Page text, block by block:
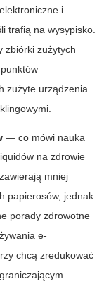
i
trafią na wysypisko.
zbiórki zużytych
zużyte urządzenia
— co mówi nauka
na zdrowie
mniej
papierosów, jednak
porady zdrowotne
e-
chcą zredukować